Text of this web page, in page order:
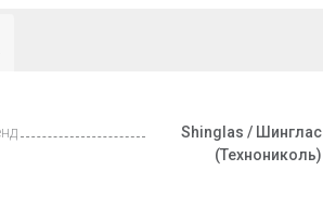
Shinglas / Шинглас
(Технониколь)